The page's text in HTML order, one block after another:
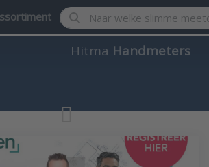
Enter a search term.
Hitma Handmeters